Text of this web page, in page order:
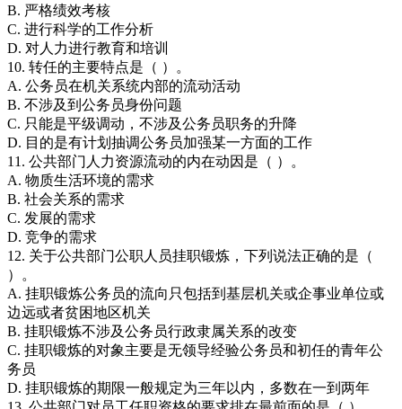
B. 严格绩效考核
C. 进行科学的工作分析
D. 对人力进行教育和培训
10. 转任的主要特点是（ ）。
A. 公务员在机关系统内部的流动活动
B. 不涉及到公务员身份问题
C. 只能是平级调动，不涉及公务员职务的升降
D. 目的是有计划抽调公务员加强某一方面的工作
11. 公共部门人力资源流动的内在动因是（ ）。
A. 物质生活环境的需求
B. 社会关系的需求
C. 发展的需求
D. 竞争的需求
12. 关于公共部门公职人员挂职锻炼，下列说法正确的是（
）。
A. 挂职锻炼公务员的流向只包括到基层机关或企事业单位或
边远或者贫困地区机关
B. 挂职锻炼不涉及公务员行政隶属关系的改变
C. 挂职锻炼的对象主要是无领导经验公务员和初任的青年公
务员
D. 挂职锻炼的期限一般规定为三年以内，多数在一到两年